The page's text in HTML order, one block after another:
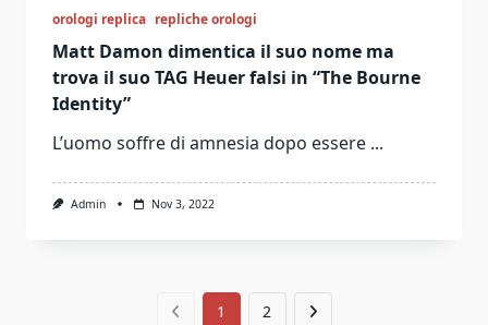
orologi replica repliche orologi
Matt Damon dimentica il suo nome ma
trova il suo TAG Heuer falsi in “The Bourne
Identity”
L’uomo soffre di amnesia dopo essere ...
Admin Nov 3, 2022
1 2